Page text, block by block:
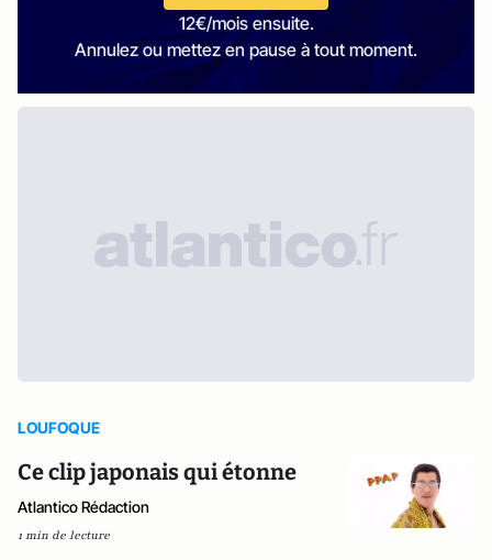
12€/mois ensuite.
Annulez ou mettez en pause à tout moment.
LOUFOQUE
Ce clip japonais qui étonne
Atlantico Rédaction
1 min de lecture